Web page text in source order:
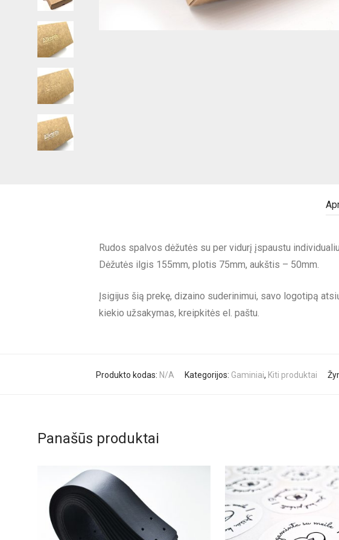
Rudos spalvos dėžutės su per vidurį įspaustu
Dėžutės ilgis 155mm, plotis 75mm, aukštis – 50mm.
Įsigijus šią prekę, dizaino suderinimui, savo logotipą
kiekio užsakymas, kreipkitės el. paštu.
Produkto kodas: N/A Kategorijos: Gaminiai, Kiti produktai
Panašūs produktai